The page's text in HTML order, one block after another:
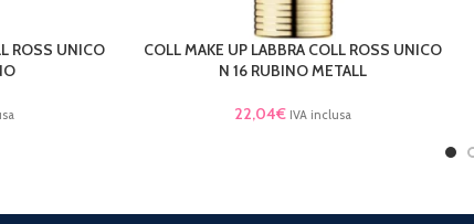
ROSS UNICO
LEGGI TUTTO
COLL MAKE UP LABBRA COLL ROSS UNICO
N 16 RUBINO METALL
22,04€ IVA inclusa